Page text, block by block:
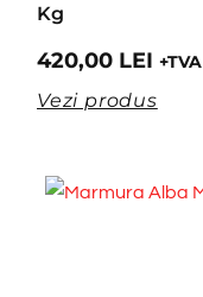
Kg
420,00 LEI +TVA
Vezi produs